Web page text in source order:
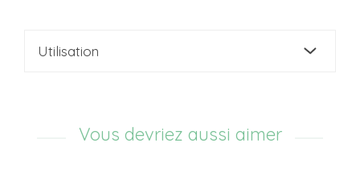
Utilisation
Vous devriez aussi aimer